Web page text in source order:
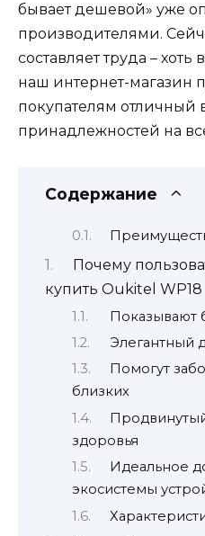
бывает дешевой» уже
производителями.
составляет труда – хоть
наш интернет-магазин
покупателям отличный
принадлежностей на
Содержание
Почему
купить Oukitel WP18
Показывают
Элегантный
Помогут
близких
здоровья
Идеальное
экосистемы